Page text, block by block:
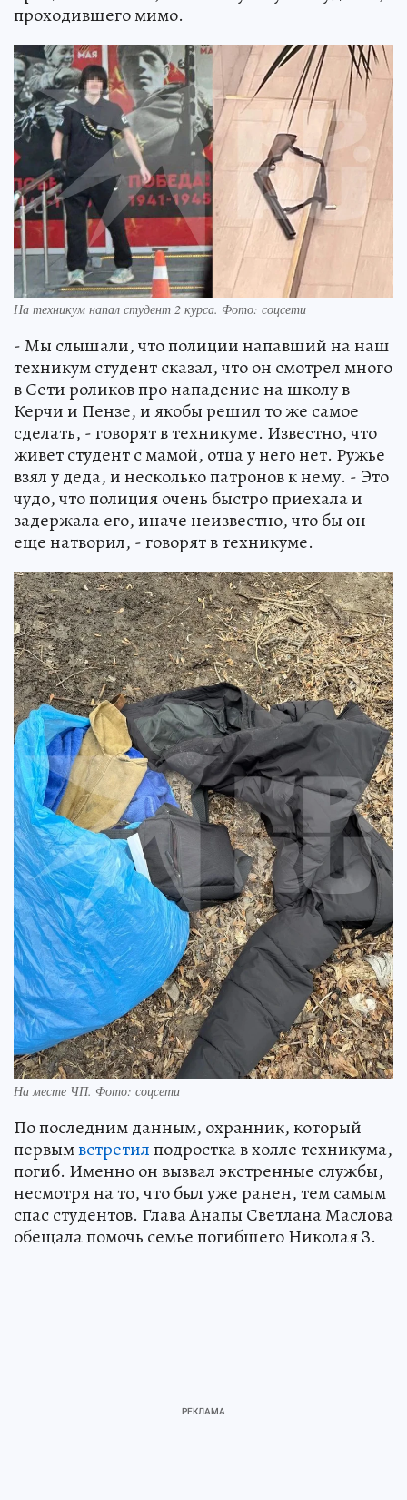
проходившего мимо.
На техникум напал студент 2 курса. Фото: соцсети
- Мы слышали, что полиции напавший на наш
техникум студент сказал, что он смотрел много
в Сети роликов про нападение на школу в
Керчи и Пензе, и якобы решил то же самое
сделать, - говорят в техникуме. Известно, что
живет студент с мамой, отца у него нет. Ружье
взял у деда, и несколько патронов к нему. - Это
чудо, что полиция очень быстро приехала и
задержала его, иначе неизвестно, что бы он
еще натворил, - говорят в техникуме.
На месте ЧП. Фото: соцсети
По последним данным, охранник, который
первымвстретилподростка в холле техникума,
погиб. Именно он вызвал экстренные службы,
несмотря на то, что был уже ранен, тем самым
спас студентов. Глава Анапы Светлана Маслова
обещала помочь семье погибшего Николая З.